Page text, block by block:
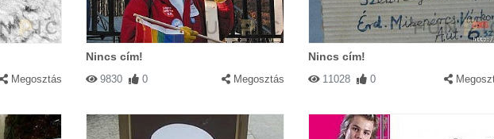
Megosztás
Nincs cím!
9830 0 Megosztás
Nincs cím!
11028 0